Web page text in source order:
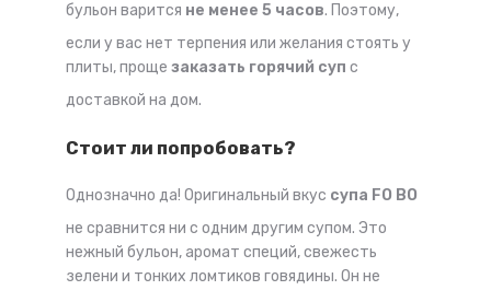
бульон варится не менее 5 часов. Поэтому,
если у вас нет терпения или желания стоять у
плиты, проще заказать горячий суп с
доставкой на дом.
Стоит ли попробовать?
Однозначно да! Оригинальный вкус супа FO BO
не сравнится ни с одним другим супом. Это
нежный бульон, аромат специй, свежесть
зелени и тонких ломтиков говядины. Он не